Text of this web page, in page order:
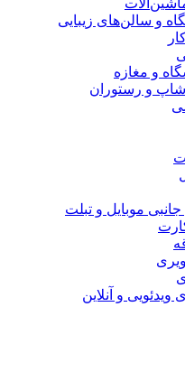
و سالن‌های زیبایی
و مغازه
و رستوران
جانبی موبایل و تبلت
و آنلاین